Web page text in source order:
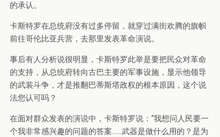
的承认。
卡斯特罗在总统府没有过多停留，就穿过满街欢腾的旗帜
前往哥伦比亚兵营，去那里发表革命演说。
事后有人分析说很明显，卡斯特罗此举是要把民众对革命
的支持，从总统府转向古巴主要的军事设施，显示他领导
的武装斗争，才是推翻巴蒂斯塔政权的根本原因，这个说
法您认可吗？
在面对群众发表的演说中，卡斯特罗说：“我想问人民要一
个我非常感兴趣的问题的答案……武器是做什么用的？是为